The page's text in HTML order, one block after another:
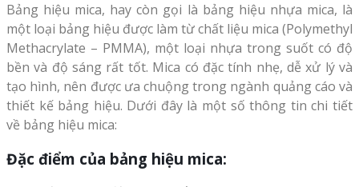
Bảng hiệu mica, hay còn gọi là bảng hiệu nhựa mica, là
một loại bảng hiệu được làm từ chất liệu mica (Polymethyl
Methacrylate – PMMA), một loại nhựa trong suốt có độ
bền và độ sáng rất tốt. Mica có đặc tính nhẹ, dễ xử lý và
tạo hình, nên được ưa chuộng trong ngành quảng cáo và
thiết kế bảng hiệu. Dưới đây là một số thông tin chi tiết
về bảng hiệu mica:
Đặc điểm của bảng hiệu mica: